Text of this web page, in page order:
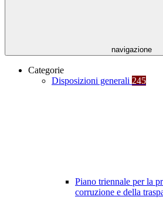
navigazione
Categorie
Disposizioni generali 245
Piano triennale per la
corruzione e della